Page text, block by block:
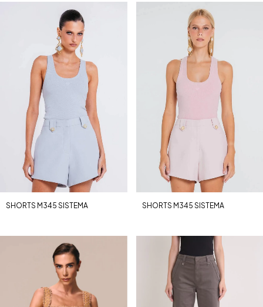
SHORTS M345 SISTEMA SHORTS M345 SISTEMA